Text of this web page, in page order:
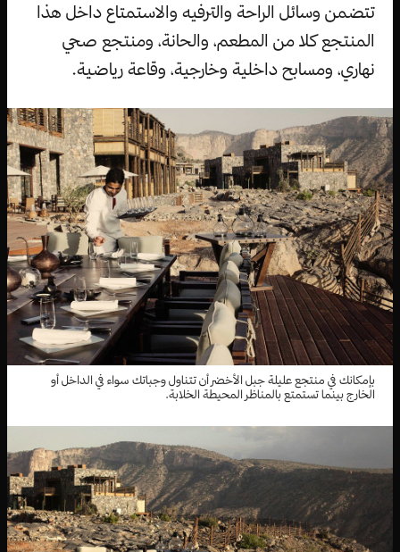
تتضمن وسائل الراحة والترفيه والاستمتاع داخل هذا
المنتجع كلا من المطعم، والحانة، ومنتجع صحي
نهاري، ومسابح داخلية وخارجية، وقاعة رياضية.
بإمكانك في منتجع عليلة جبل الأخضر أن تتناول وجباتك سواء في الداخل أو
الخارج بينما تستمتع بالمناظر المحيطة الخلابة.